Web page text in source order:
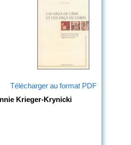
Télécharger au format PDF
Krieger-Krynicki